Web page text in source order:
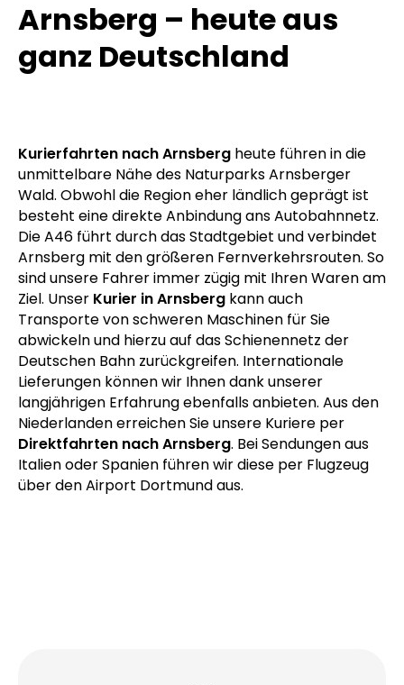
Kurierfahrten nach
ganz Deutschland
Kurierfahrten nach Arnsbergheute führen in die
unmittelbare Nähe des Naturparks Arnsberger
Wald. Obwohl die Region eher ländlich geprägt ist
besteht eine direkte Anbindung ans Autobahnnetz.
Die A46 führt durch das Stadtgebiet und verbindet
Arnsberg mit den größeren Fernverkehrsrouten. So
sind unsere Fahrer immer zügig mit Ihren Waren am
Ziel. UnserKurier in Arnsbergkann auch
Transporte von schweren Maschinen für Sie
abwickeln und hierzu auf das Schienennetz der
Deutschen Bahn zurückgreifen. Internationale
Lieferungen können wir Ihnen dank unserer
langjährigen Erfahrung ebenfalls anbieten. Aus den